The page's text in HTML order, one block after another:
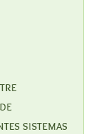
sistemas